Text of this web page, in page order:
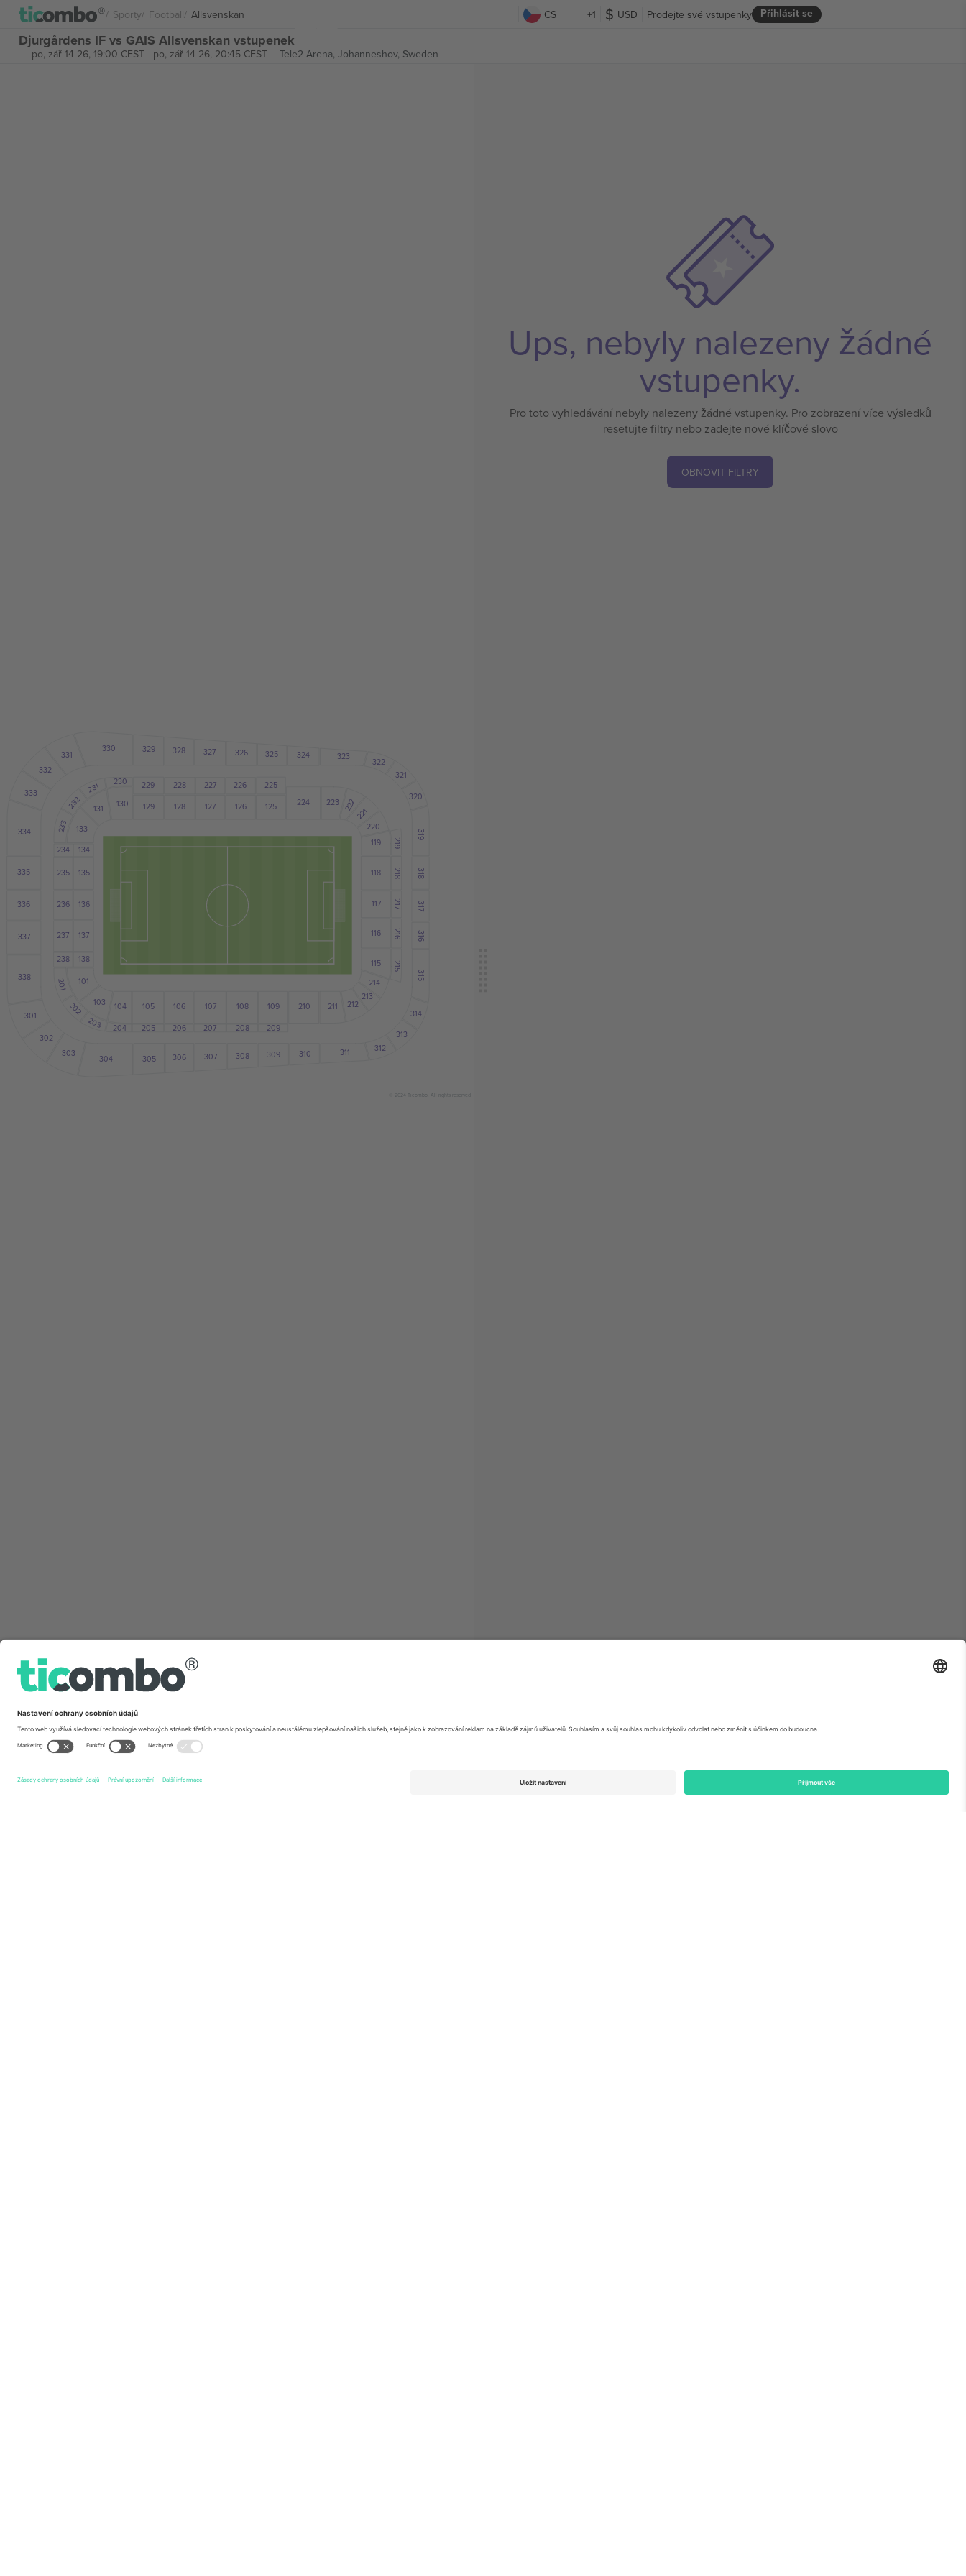
Sporty Football Allsvenskan CS +1 USD Přihlásit se
Prodejte své vstupenky
Djurgårdens IF vs GAIS Allsvenskan vstupenek
po, zář 14 26, 19:00 CEST- po, zář 14 26, 20:45 CEST Tele2 Arena, Johanneshov, Sweden
301
302
303
304 305 306 307 308 309 310 311 312
313
314
315
316
317
318
319
320
321
322
323
324
325
326
327
328
329
330
331
332
333
334
335
336
337
338 101
103 104 105 106 107 108 109
115
116
117
118
119
125
126
127
128
129
130
131
133
134
135
136
137
138
210 211 212
213
214
220
221
222
223
224
225
226
230 229 228 227
231
233
232
234
235
236
237
238
201
202
203 204 205 206 207 208 209
215
216
217
218
219
© 2024 Ticombo. All rights reserved
Ups, nebyly nalezeny žádné
vstupenky.
Pro toto vyhledávání nebyly nalezeny žádné vstupenky. Pro zobrazení více výsledků
resetujte filtry nebo zadejte nové klíčové slovo
OBNOVIT FILTRY